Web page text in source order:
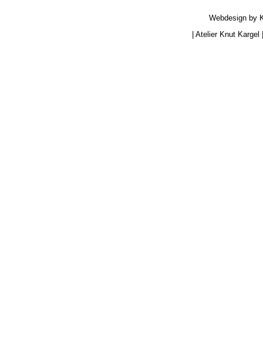
Webdesign by
|Atelier Knut Kargel